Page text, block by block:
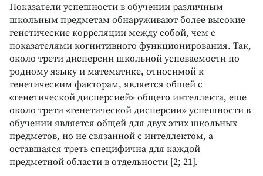
Показатели успешности в обучении различным
школьным предметам обнаруживают более высокие
генетические корреляции между собой, чем с
показателями когнитивного функционирования. Так,
около трети дисперсии школьной успеваемости по
родному языку и математике, относимой к
генетическим факторам, является общей с
«генетической дисперсией» общего интеллекта, еще
около трети «генетической дисперсии» успешности в
обучении является общей для двух этих школьных
предметов, но не связанной с интеллектом, а
оставшаяся треть специфична для каждой
предметной области в отдельности [2; 21].